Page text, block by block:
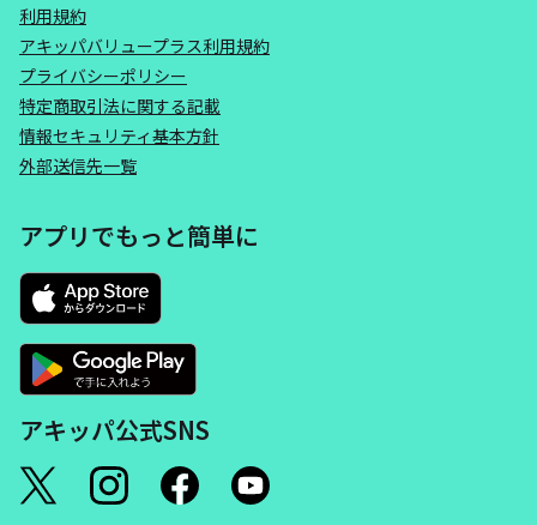
利用規約
アキッパバリュープラス利用規約
プライバシーポリシー
特定商取引法に関する記載
情報セキュリティ基本方針
外部送信先一覧
アプリでもっと簡単に
アキッパ公式SNS